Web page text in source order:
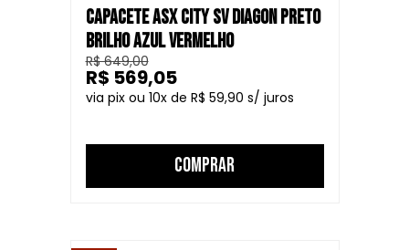
CAPACETE ASX CITY SV DIAGON PRETO
BRILHO AZUL VERMELHO
R$ 649,00
10
R$ 59,90
R$ 569,05
COMPRAR